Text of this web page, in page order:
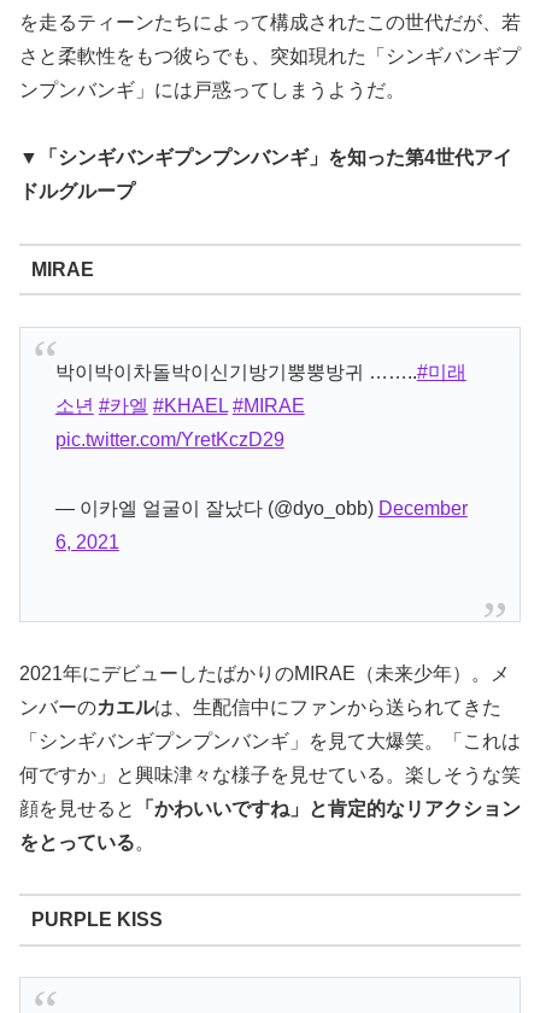
を走るティーンたちによって構成されたこの世代だが、若
さと柔軟性をもつ彼らでも、突如現れた「シンギバンギプ
ンプンバンギ」には戸惑ってしまうようだ。
▼「シンギバンギプンプンバンギ」を知った第4世代アイ
ドルグループ
MIRAE
박이박이차돌박이신기방기뿡뿡방귀 ……..#미래
소년 #카엘 #KHAEL #MIRAE
pic.twitter.com/YretKczD29
— 이카엘 얼굴이 잘났다 (@dyo_obb) December
6, 2021
2021年にデビューしたばかりのMIRAE（未来少年）。メ
ンバーのカエルは、生配信中にファンから送られてきた
「シンギバンギプンプンバンギ」を見て大爆笑。「これは
何ですか」と興味津々な様子を見せている。楽しそうな笑
顔を見せると
「かわいいですね」と肯定的なリアクション
をとっている。
PURPLE KISS